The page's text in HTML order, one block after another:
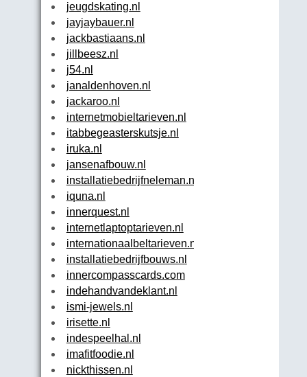
jeugdskating.nl
jayjaybauer.nl
jackbastiaans.nl
jillbeesz.nl
j54.nl
janaldenhoven.nl
jackaroo.nl
internetmobieltarieven.nl
itabbegeasterskutsje.nl
iruka.nl
jansenafbouw.nl
installatiebedrijfneleman.nl
iquna.nl
innerquest.nl
internetlaptoptarieven.nl
internationaalbeltarieven.nl
installatiebedrijfbouws.nl
innercompasscards.com
indehandvandeklant.nl
ismi-jewels.nl
irisette.nl
indespeelhal.nl
imafitfoodie.nl
nickthissen.nl